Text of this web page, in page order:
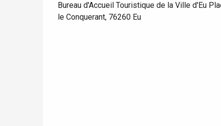
Bureau d'Accueil Touristique de la Ville d'Eu
le Conquerant, 76260 Eu